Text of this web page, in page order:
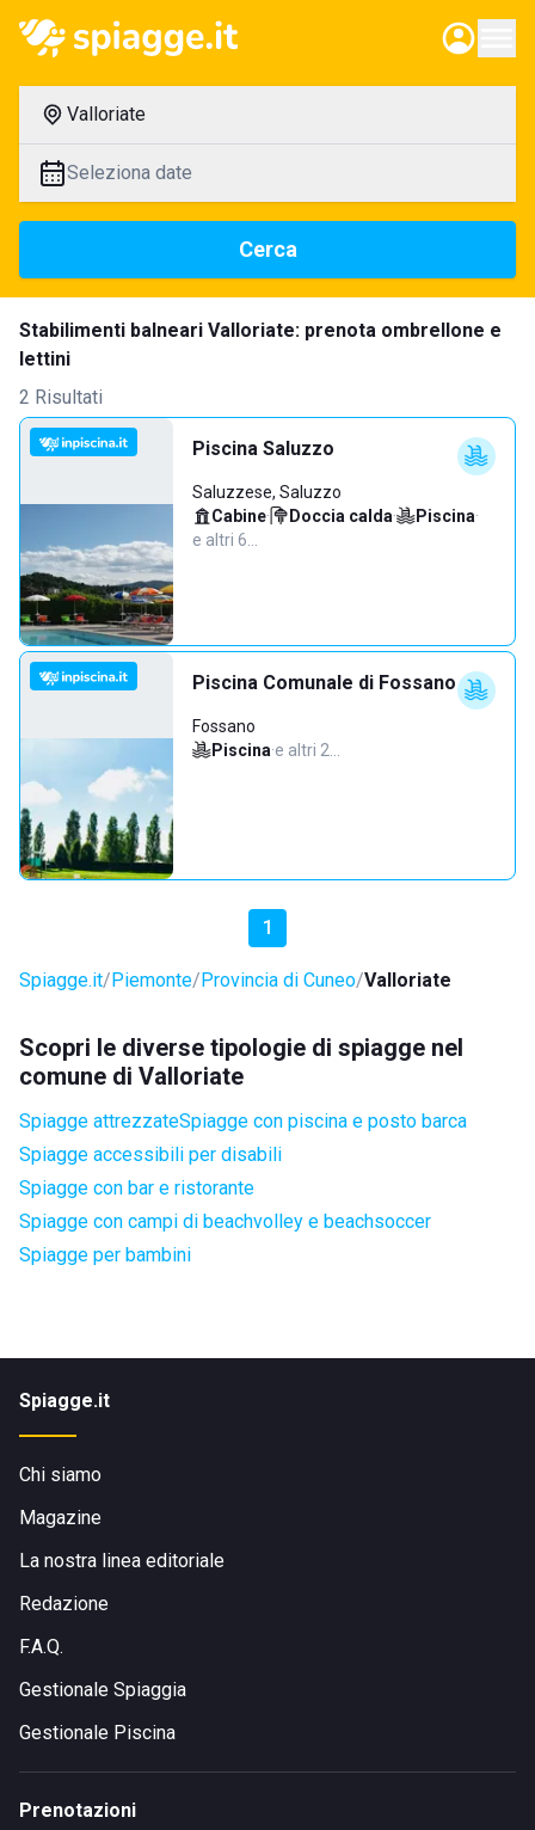
Valloriate
Seleziona date
Cerca
Stabilimenti balneari Valloriate: prenota ombrellone e
lettini
2 Risultati
Piscina Saluzzo
Saluzzese, Saluzzo
Cabine· Doccia calda· Piscina·
e altri 6…
Piscina Comunale di Fossano
Fossano
Piscina·e altri 2…
1
Spiagge.it Piemonte Provincia di Cuneo Valloriate
Scopri le diverse tipologie di spiagge nel
comune di Valloriate
Spiagge attrezzateSpiagge con piscina e posto barca
Spiagge accessibili per disabili
Spiagge con bar e ristorante
Spiagge con campi di beachvolley e beachsoccer
Spiagge per bambini
Spiagge.it
Chi siamo
Magazine
La nostra linea editoriale
Redazione
F.A.Q.
Gestionale Spiaggia
Gestionale Piscina
Prenotazioni